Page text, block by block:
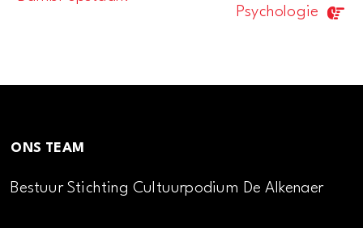
Psychologie
ONS TEAM
Bestuur Stichting Cultuurpodium De Alkenaer